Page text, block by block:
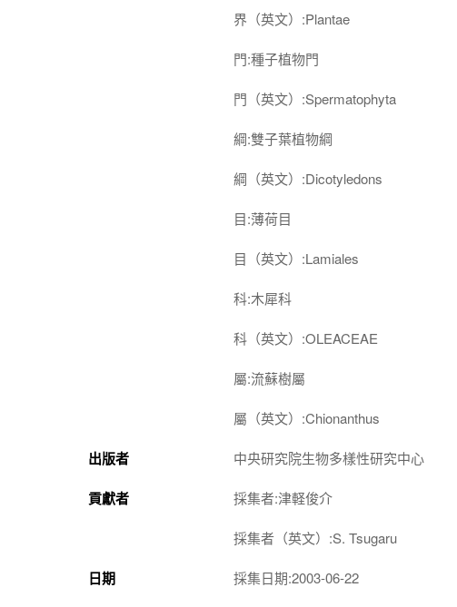
界（英文）:Plantae
門:種子植物門
門（英文）:Spermatophyta
綱:雙子葉植物綱
綱（英文）:Dicotyledons
目:薄荷目
目（英文）:Lamiales
科:木犀科
科（英文）:OLEACEAE
屬:流蘇樹屬
屬（英文）:Chionanthus
出版者 中央研究院生物多樣性研究中心
貢獻者 採集者:津軽俊介
採集者（英文）:S. Tsugaru
日期 採集日期:2003-06-22